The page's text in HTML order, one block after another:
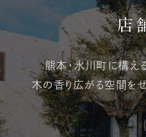
店
熊本・氷川町に構え
木の香り広がる空間を